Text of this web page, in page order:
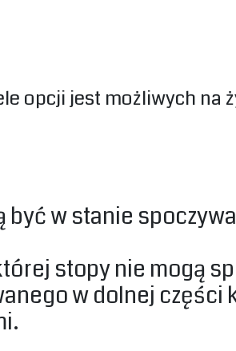
opcji jest możliwych na
w stanie
stopy nie mogą
w dolnej części